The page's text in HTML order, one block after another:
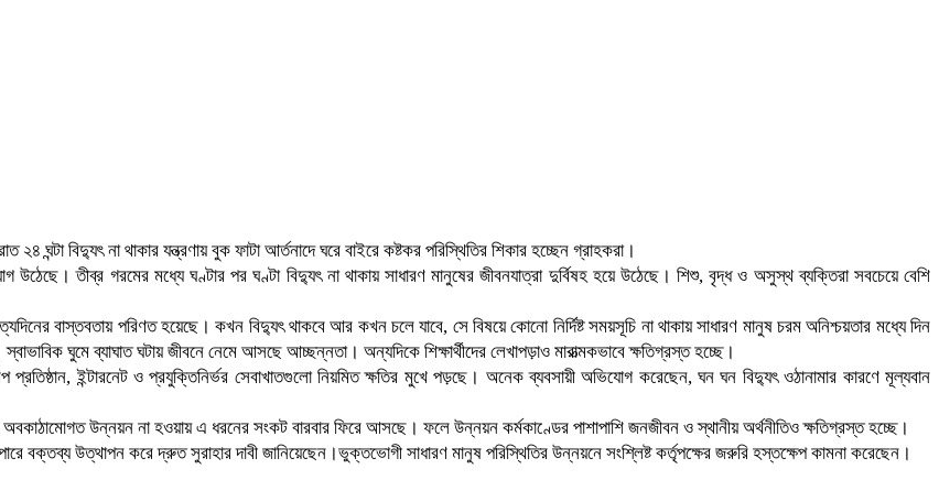
ঘন্টা বিদ্যুৎ না থাকার যন্ত্রণায় বুক ফাটা আর্তনাদে ঘরে বাইরে কষ্টকর পরিস্থিতির শিকার হচ্ছেন গ্রাহকরা।
তীব্র গরমের মধ্যে ঘণ্টার পর ঘণ্টা বিদ্যুৎ না থাকায় সাধারণ মানুষের জীবনযাত্রা দুর্বিষহ হয়ে উঠেছে। শিশু, বৃদ্ধ ও অসুস্থ ব্যক্তিরা সবচেয়ে বেশি
বাস্তবতায় পরিণত হয়েছে। কখন বিদ্যুৎ থাকবে আর কখন চলে যাবে, সে বিষয়ে কোনো নির্দিষ্ট সময়সূচি না থাকায় সাধারণ মানুষ চরম অনিশ্চয়তার মধ্যে দিন
ঘুমে ব্যাঘাত ঘটায় জীবনে নেমে আসছে আচ্ছন্নতা। অন্যদিকে শিক্ষার্থীদের লেখাপড়াও মারাত্মকভাবে ক্ষতিগ্রস্ত হচ্ছে।
ইন্টারনেট ও প্রযুক্তিনির্ভর সেবাখাতগুলো নিয়মিত ক্ষতির মুখে পড়ছে। অনেক ব্যবসায়ী অভিযোগ করেছেন, ঘন ঘন বিদ্যুৎ ওঠানামার কারণে মূল্যবান
অবকাঠামোগত উন্নয়ন না হওয়ায় এ ধরনের সংকট বারবার ফিরে আসছে। ফলে উন্নয়ন কর্মকাণ্ডের পাশাপাশি জনজীবন ও স্থানীয় অর্থনীতিও ক্ষতিগ্রস্ত হচ্ছে।
বক্তব্য উত্থাপন করে দ্রুত সুরাহার দাবী জানিয়েছেন।ভুক্তভোগী সাধারণ মানুষ পরিস্থিতির উন্নয়নে সংশ্লিষ্ট কর্তৃপক্ষের জরুরি হস্তক্ষেপ কামনা করেছেন।